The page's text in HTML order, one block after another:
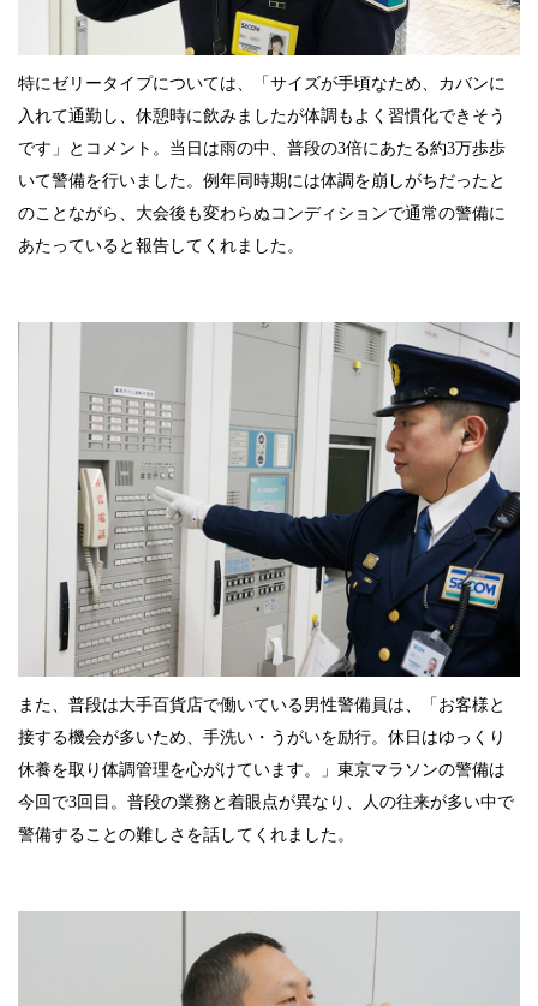
特にゼリータイプについては、「サイズが手頃なため、カバンに
入れて通勤し、休憩時に飲みましたが体調もよく習慣化できそう
です」とコメント。当日は雨の中、普段の3倍にあたる約3万歩歩
いて警備を行いました。例年同時期には体調を崩しがちだったと
のことながら、大会後も変わらぬコンディションで通常の警備に
あたっていると報告してくれました。
また、普段は大手百貨店で働いている男性警備員は、「お客様と
接する機会が多いため、手洗い・うがいを励行。休日はゆっくり
休養を取り体調管理を心がけています。」東京マラソンの警備は
今回で3回目。普段の業務と着眼点が異なり、人の往来が多い中で
警備することの難しさを話してくれました。